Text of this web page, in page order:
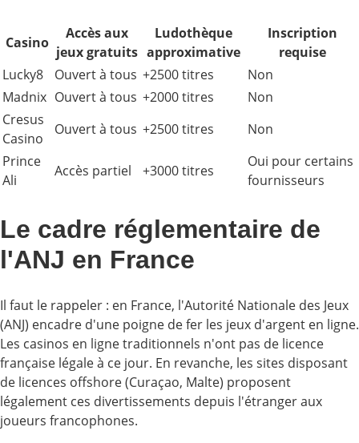
Casino
Accès aux
jeux gratuits
Ludothèque
approximative
Inscription
requise
Lucky8
Ouvert à tous +2500 titres
Non
Madnix Ouvert à tous +2000 titres
Non
Cresus
Casino
Ouvert à tous +2500 titres
Non
Prince
Ali
Accès partiel +3000 titres
Oui pour certains
fournisseurs
Le cadre réglementaire de
l'ANJ en France
Il faut le rappeler : en France, l'Autorité Nationale des Jeux
(ANJ) encadre d'une poigne de fer les jeux d'argent en ligne.
Les casinos en ligne traditionnels n'ont pas de licence
française légale à ce jour. En revanche, les sites disposant
de licences offshore (Curaçao, Malte) proposent
légalement ces divertissements depuis l'étranger aux
joueurs francophones.